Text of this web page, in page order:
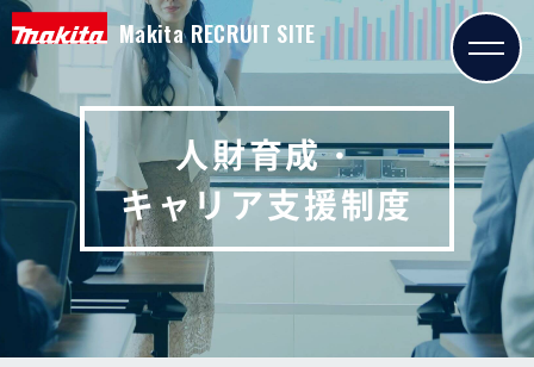
Makita RECRUIT SITE
人財育成・
キャリア支援制度